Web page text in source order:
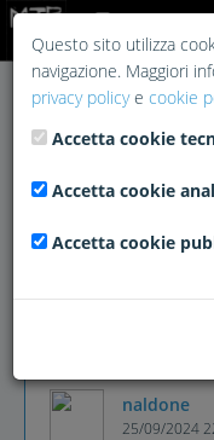
Val di Fassa
naldone
25/09/2024
Questo sito utilizza
navigazione. Maggiori
privacy policye cookie
Accetta cookie
Accetta cookie
Accetta cookie